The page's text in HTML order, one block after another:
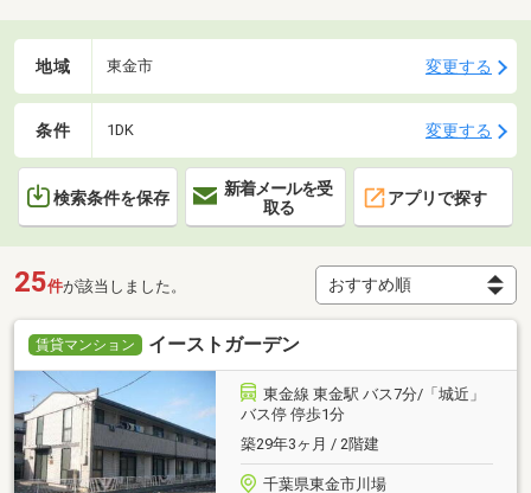
地域 東金市 変更する
条件 1DK 変更する
検索条件を保存
新着メールを受
取る
アプリで探す
25件が該当しました。
賃貸マンション イーストガーデン
東金線 東金駅 バス7分/「城近」
バス停 停歩1分
築29年3ヶ月 / 2階建
千葉県東金市川場